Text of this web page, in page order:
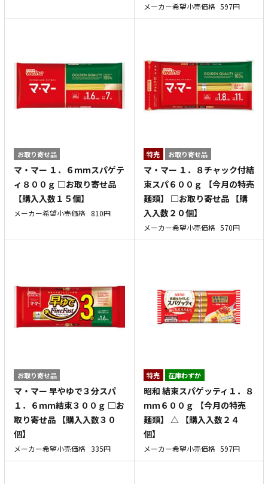
メーカー希望小売価格 597円
お取り寄せ品
マ・マー １．６ｍｍスパゲテ
ィ８００ｇ □お取り寄せ品
【購入入数１５個】
メーカー希望小売価格 810円
特売 お取り寄せ品
マ・マー １．８チャック付結
束スパ６００ｇ 【今月の特売
麺類】 □お取り寄せ品 【購
入入数２０個】
メーカー希望小売価格 570円
お取り寄せ品
マ・マー 早やゆで３分スパ
１．６ｍｍ結束３００ｇ □お
取り寄せ品 【購入入数３０
個】
メーカー希望小売価格 335円
特売 在庫わずか
昭和 結束スパゲッティ１．８
ｍｍ６００ｇ 【今月の特売
麺類】 △ 【購入入数２４
個】
メーカー希望小売価格 597円